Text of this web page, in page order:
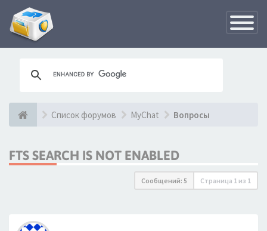
Список форумов MyChat Вопросы
FTS SEARCH IS NOT ENABLED
Сообщений: 5 Страница 1 из 1